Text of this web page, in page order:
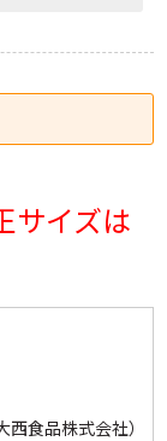
サイズは
食品株式会社）